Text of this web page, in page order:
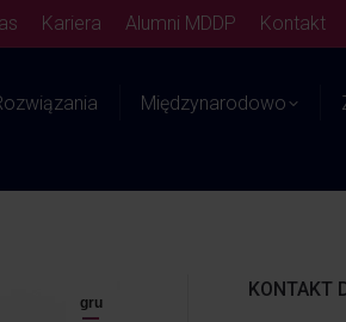
Kariera Alumni MDDP Kontakt
Międzynarodowo
gru
KONTAKT